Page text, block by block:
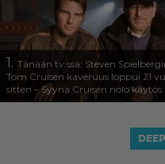
1. Tänään tv:ssä: Steven
Tom Cruisen kaveruus loppui 21
sitten – Syynä Cruisen nolo käytös